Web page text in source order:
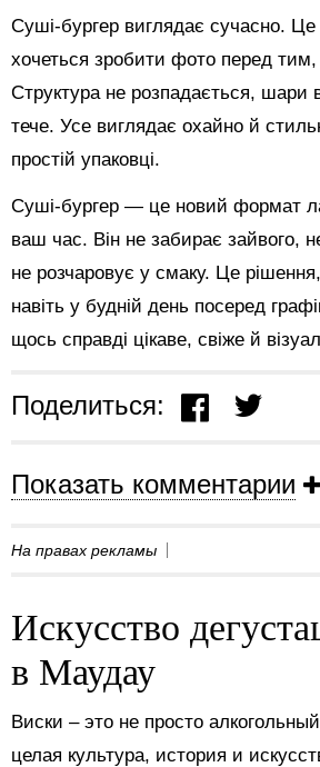
Суші-бургер виглядає сучасно.
хочеться зробити фото перед тим,
Структура не розпадається, шари
тече. Усе виглядає охайно й
простій упаковці.
Суші-бургер — це новий формат
ваш час. Він не забирає зайвого,
не розчаровує у смаку. Це
навіть у будній день посеред
щось справді цікаве, свіже й
Поделиться:
Показать комментарии
На правах рекламы
Искусство
в Маудау
Виски – это не просто
целая культура, история и